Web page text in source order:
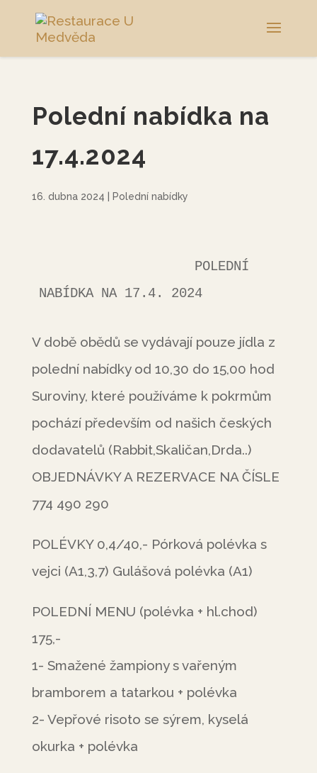
Polední nabídka na
17.4.2024
16. dubna 2024 Polední nabídky
NABÍDKA NA 17.4. 2024
V době obědů se vydávají pouze jídla z
polední nabídky od 10,30 do 15,00 hod
Suroviny, které používáme k pokrmům
pochází především od našich českých
dodavatelů (Rabbit,Skaličan,Drda..)
OBJEDNÁVKY A REZERVACE NA ČÍSLE
774 490 290
POLÉVKY 0,4/40,- Pórková polévka s
vejci (A1,3,7) Gulášová polévka (A1)
POLEDNÍ MENU (polévka + hl.chod)
175,-
1- Smažené žampiony s vařeným
bramborem a tatarkou + polévka
2- Vepřové risoto se sýrem, kyselá
okurka + polévka